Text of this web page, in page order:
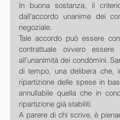
In buona sostanza, il
dall’accordo unanime dei
negoziale.
Tale accordo può essere
contrattuale ovvero
all’unanimità dei condòmini.
di tempo, una delibera che,
ripartizione delle spese in
annullabile quella che in
ripartizione già stabiliti.
A parere di chi scrive, è